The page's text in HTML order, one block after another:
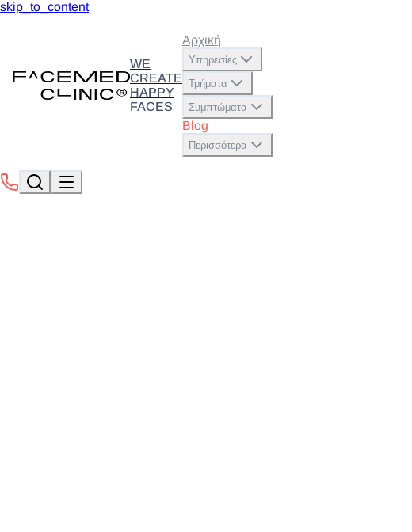
skip_to_content
WE
CREATE
HAPPY
FACES
Αρχική
Υπηρεσίες
Τμήματα
Συμπτώματα
Blog
Περισσότερα